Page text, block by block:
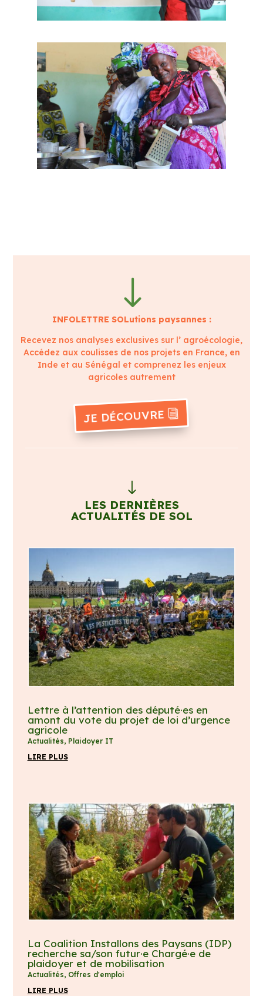
"
INFOLETTRE SOLutions paysannes :
Recevez nos analyses exclusives sur l’ agroécologie,
Accédez aux coulisses de nos projets en France, en
Inde et au Sénégal et comprenez les enjeux
agricoles autrement
JE DÉCOUVRE
"
LES DERNIÈRES
ACTUALITÉS DE SOL
Lettre à l’attention des député·es en
amont du vote du projet de loi d’urgence
agricole
Actualités, Plaidoyer IT
LIRE PLUS
La Coalition Installons des Paysans (IDP)
recherche sa/son futur·e Chargé·e de
plaidoyer et de mobilisation
Actualités, Offres d'emploi
LIRE PLUS